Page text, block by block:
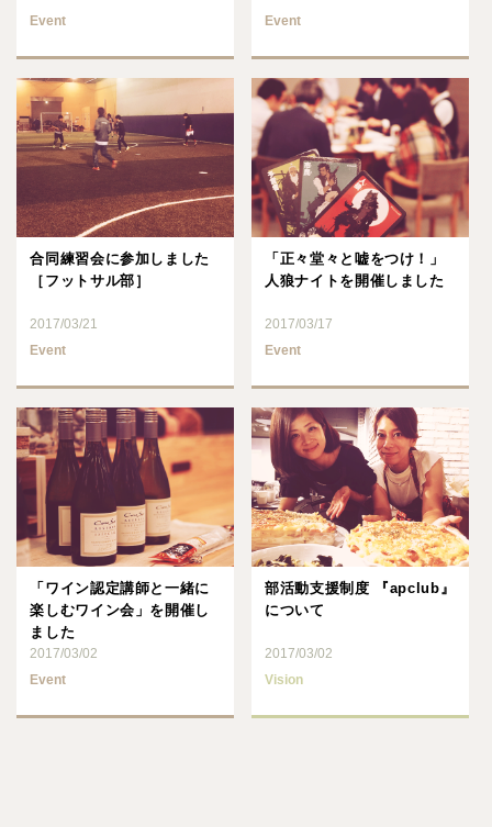
Event
Event
合同練習会に参加しました
［フットサル部］
2017/03/21
Event
「正々堂々と嘘をつけ！」
人狼ナイトを開催しました
2017/03/17
Event
「ワイン認定講師と一緒に
楽しむワイン会」を開催し
ました
2017/03/02
Event
部活動支援制度 『apclub』
について
2017/03/02
Vision